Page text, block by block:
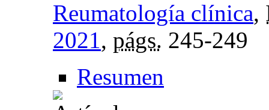
Reumatología clínica,
2021, págs. 245-249
Resumen